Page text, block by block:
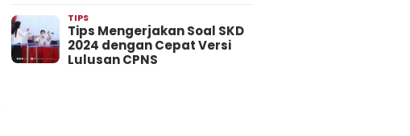
TIPS
Tips Mengerjakan Soal SKD
2024 dengan Cepat Versi
Lulusan CPNS